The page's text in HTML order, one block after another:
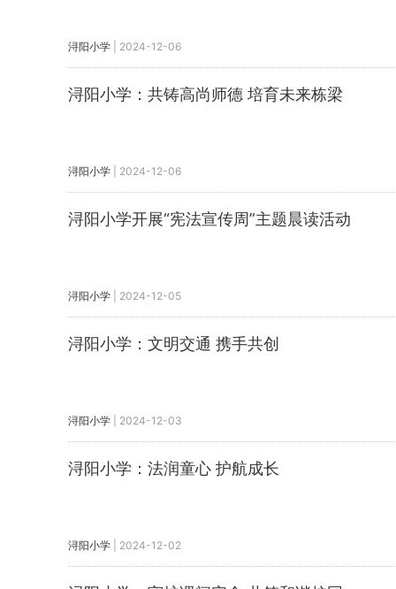
浔阳小学 2024-12-06
浔阳小学：共铸高尚师德 培育未来栋梁
浔阳小学 2024-12-06
浔阳小学开展“宪法宣传周”主题晨读活动
浔阳小学 2024-12-05
浔阳小学：文明交通 携手共创
浔阳小学 2024-12-03
浔阳小学：法润童心 护航成长
浔阳小学 2024-12-02